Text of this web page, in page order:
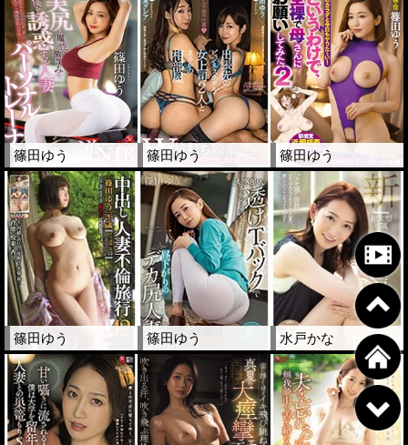
篠田ゆう 篠田ゆう 篠田ゆう
篠田ゆう 篠田ゆう 水戸かな